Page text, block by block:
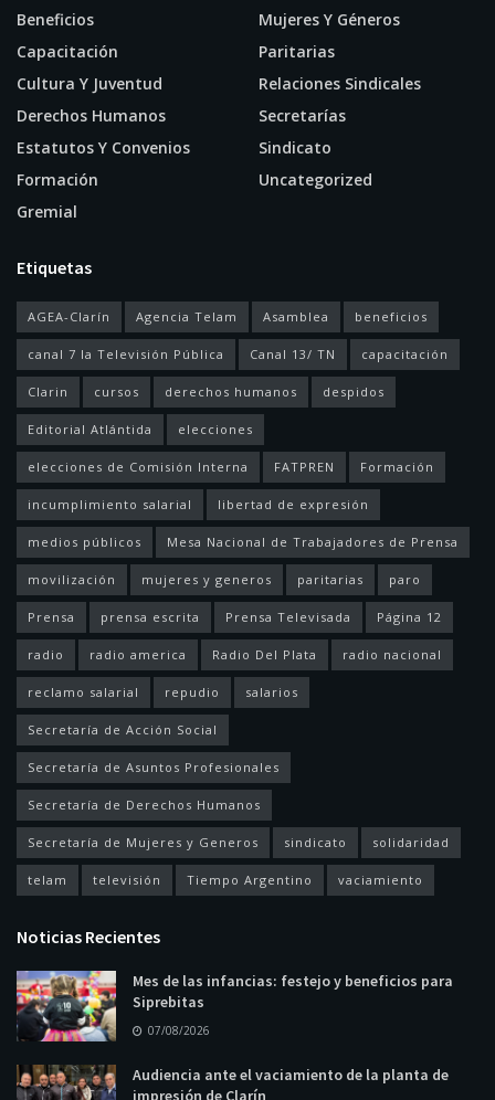
Beneficios
Capacitación
Cultura Y Juventud
Derechos Humanos
Estatutos Y Convenios
Formación
Gremial
Mujeres Y Géneros
Paritarias
Relaciones Sindicales
Secretarías
Sindicato
Uncategorized
Etiquetas
AGEA-Clarín Agencia Telam Asamblea beneficios
canal 7 la Televisión Pública Canal 13/ TN capacitación
Clarin cursos derechos humanos despidos
Editorial Atlántida elecciones
elecciones de Comisión Interna FATPREN Formación
incumplimiento salarial libertad de expresión
medios públicos Mesa Nacional de Trabajadores de Prensa
movilización mujeres y generos paritarias paro
Prensa prensa escrita Prensa Televisada Página 12
radio radio america Radio Del Plata radio nacional
reclamo salarial repudio salarios
Secretaría de Acción Social
Secretaría de Asuntos Profesionales
Secretaría de Derechos Humanos
Secretaría de Mujeres y Generos sindicato solidaridad
telam televisión Tiempo Argentino vaciamiento
Noticias Recientes
Mes de las infancias: festejo y beneficios para
Siprebitas
07/08/2026
Audiencia ante el vaciamiento de la planta de
impresión de Clarín